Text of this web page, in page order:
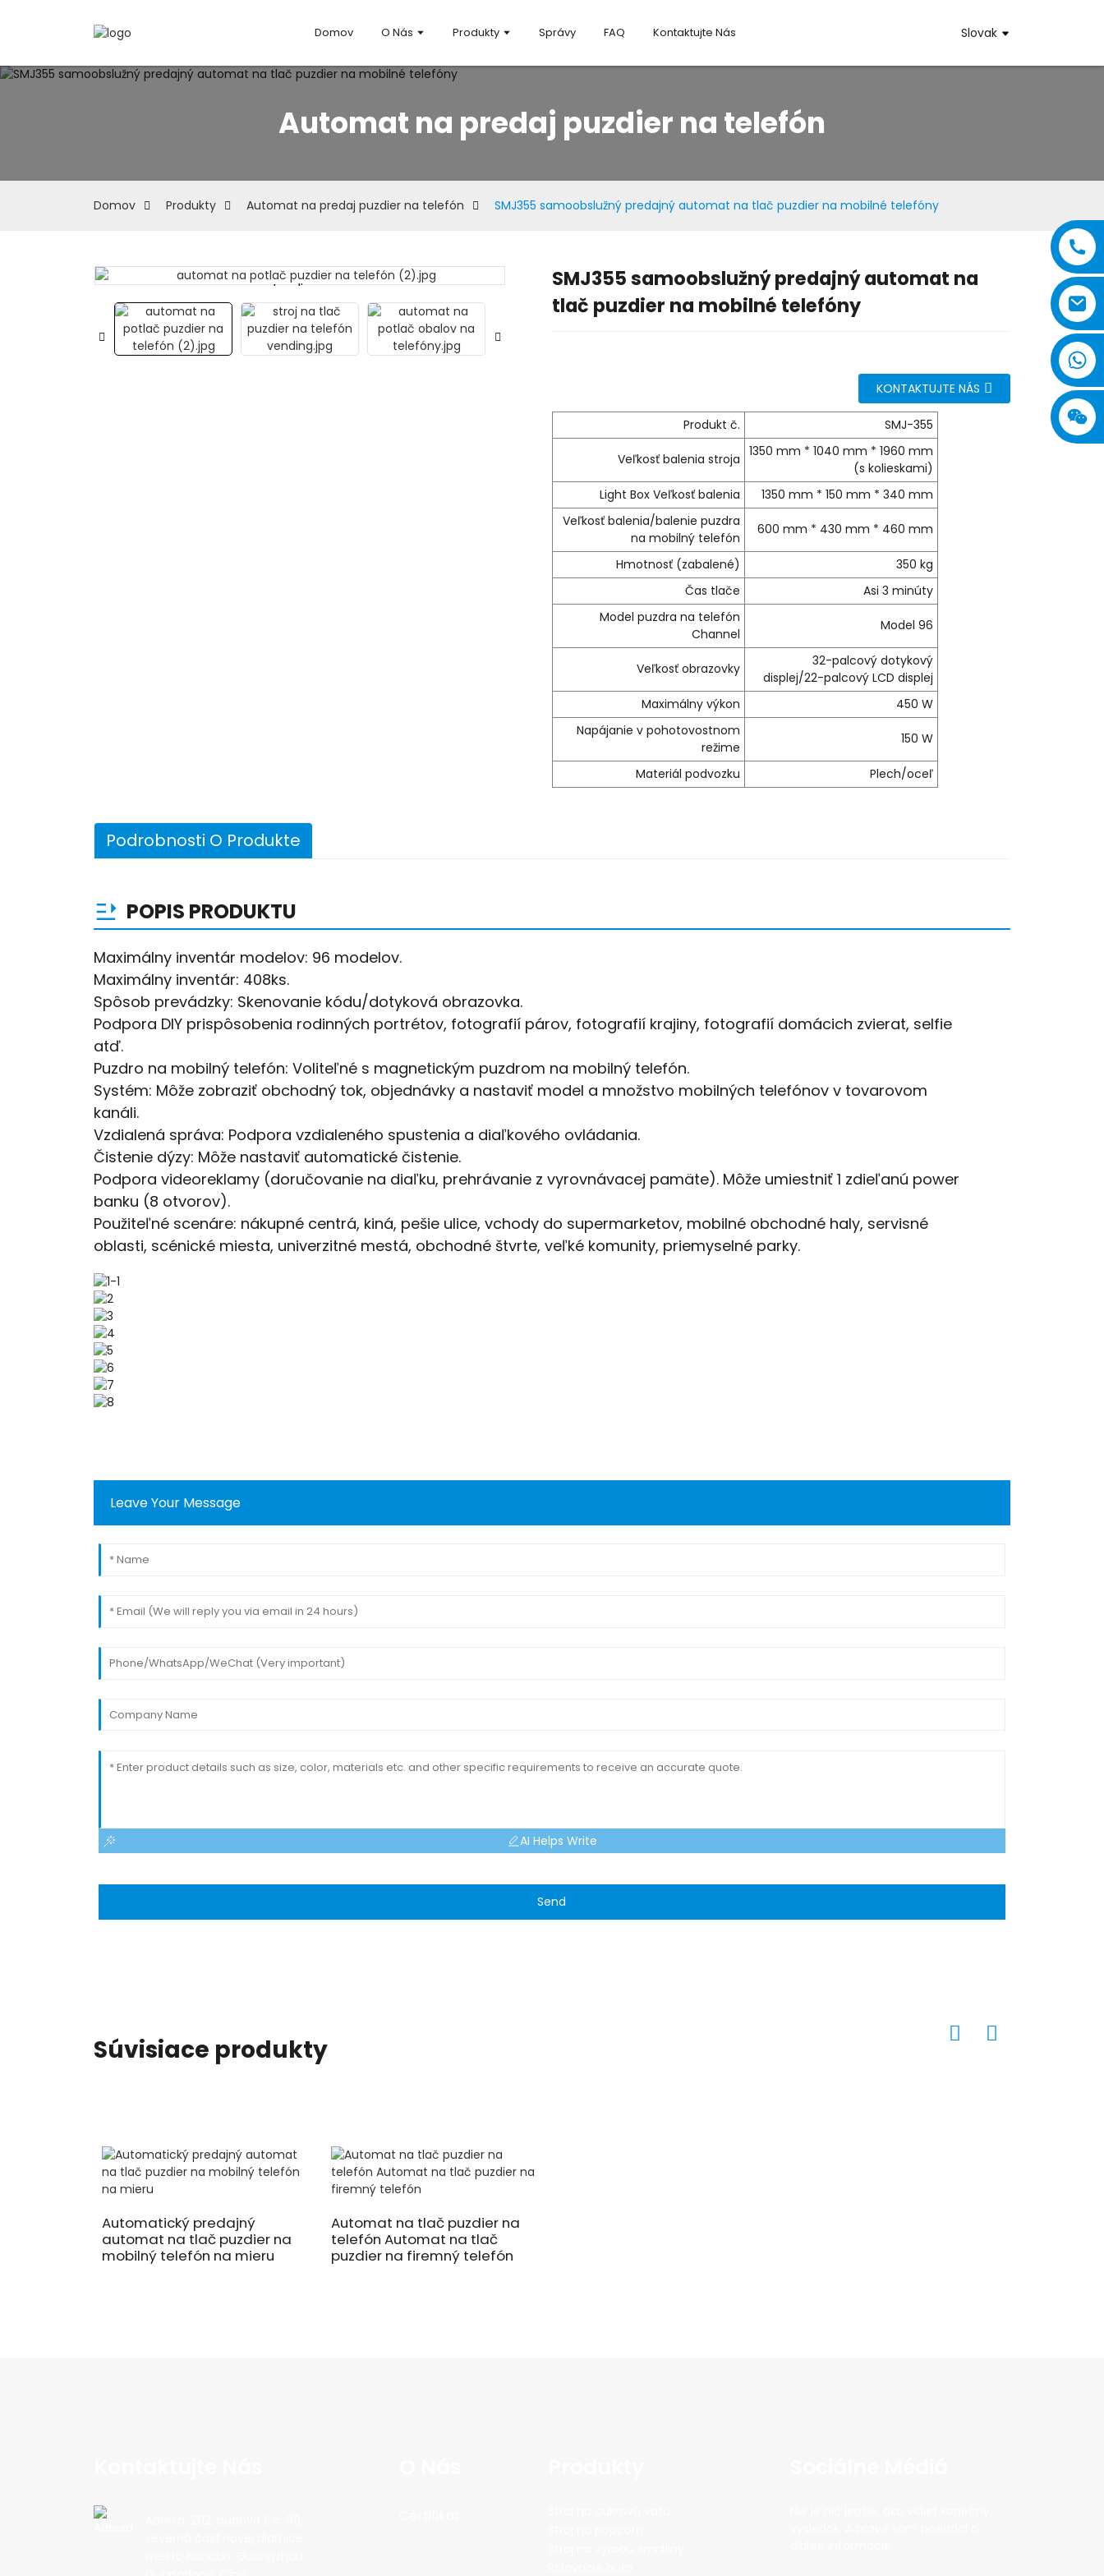
Domov O Nás Produkty Správy FAQ Kontaktujte Nás Slovak
Automat na predaj puzdier na telefón
Domov Produkty Automat na predaj puzdier na telefón SMJ355 samoobslužný predajný automat na tlač puzdier na mobilné telefóny
Loading...
Loading... Loading...
Loading...
SMJ355 samoobslužný predajný automat na
tlač puzdier na mobilné telefóny
KONTAKTUJTE NÁS
Produkt č. SMJ-355
Veľkosť balenia stroja 1350 mm * 1040 mm * 1960 mm
(s kolieskami)
Light Box Veľkosť balenia
1350 mm * 150 mm * 340 mm
Veľkosť balenia/balenie puzdra
na mobilný telefón
600 mm * 430 mm * 460 mm
Hmotnosť (zabalené)
350 kg
Čas tlače
Asi 3 minúty
Model puzdra na telefón
Channel
Model 96
Veľkosť obrazovky
32-palcový dotykový
displej/22-palcový LCD displej
Maximálny výkon
450 W
Napájanie v pohotovostnom
režime
150 W
Materiál podvozku Plech/oceľ
Podrobnosti O Produkte
POPIS PRODUKTU
Maximálny inventár modelov: 96 modelov.
Maximálny inventár: 408ks.
Spôsob prevádzky: Skenovanie kódu/dotyková obrazovka.
Podpora DIY prispôsobenia rodinných portrétov, fotografií párov, fotografií krajiny, fotografií domácich zvierat, selfie
atď.
Puzdro na mobilný telefón: Voliteľné s magnetickým puzdrom na mobilný telefón.
Systém: Môže zobraziť obchodný tok, objednávky a nastaviť model a množstvo mobilných telefónov v tovarovom
kanáli.
Vzdialená správa: Podpora vzdialeného spustenia a diaľkového ovládania.
Čistenie dýzy: Môže nastaviť automatické čistenie.
Podpora videoreklamy (doručovanie na diaľku, prehrávanie z vyrovnávacej pamäte). Môže umiestniť 1 zdieľanú power
banku (8 otvorov).
Použiteľné scenáre: nákupné centrá, kiná, pešie ulice, vchody do supermarketov, mobilné obchodné haly, servisné
oblasti, scénické miesta, univerzitné mestá, obchodné štvrte, veľké komunity, priemyselné parky.
Leave Your Message
AI Helps Write
Send
Súvisiace produkty
Automatický predajný
automat na tlač puzdier na
mobilný telefón na mieru
Automat na tlač puzdier na
telefón Automat na tlač
puzdier na firemný telefón